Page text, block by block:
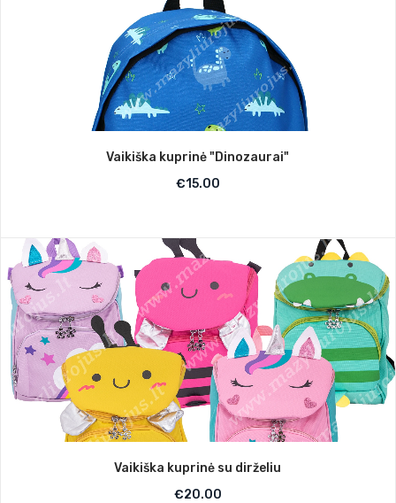
Vaikiška kuprinė "Dinozaurai"
€15.00
Vaikiška kuprinė su dirželiu
€20.00